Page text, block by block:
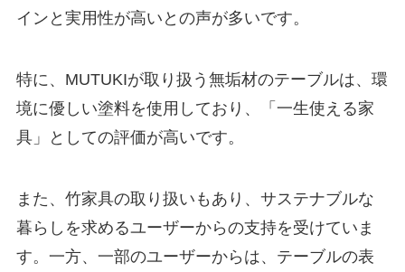
インと実用性が高いとの声が多いです。
特に、MUTUKIが取り扱う無垢材のテーブルは、環
境に優しい塗料を使用しており、「一生使える家
具」としての評価が高いです。
また、竹家具の取り扱いもあり、サステナブルな
暮らしを求めるユーザーからの支持を受けていま
す。一方、一部のユーザーからは、テーブルの表